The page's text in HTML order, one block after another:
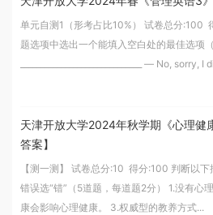
单元自测1（形考占比10%） 试卷总分:100
题选项中选出一个能填入空白处的最佳选项
______________________________ — No, sorry, I
天津开放大学2024年秋学期《心理健
答案】
【测一测】 试卷总分:10 得分:100 判断以下
错误选“错”（5道题，每道题2分） 1.没有心
康会影响心理健康。 3.权威型的教养方式...